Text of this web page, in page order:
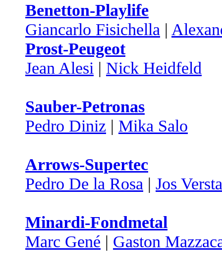
Benetton-Playlife
Giancarlo Fisichella |
Prost-Peugeot
Jean Alesi | Nick Heidfeld
Sauber-Petronas
Pedro Diniz | Mika Salo
Arrows-Supertec
Pedro De la Rosa | Jos
Minardi-Fondmetal
Marc Gené | Gaston